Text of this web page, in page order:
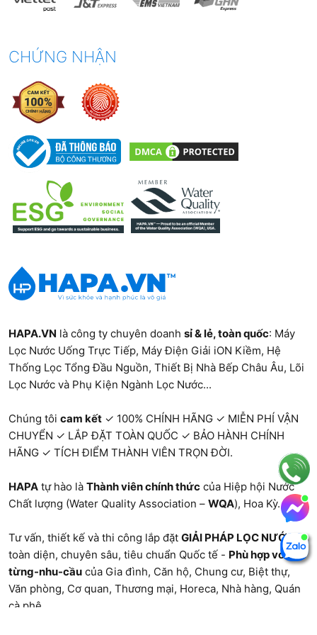
Lõi Lọc Nước RYO Hyundai (Nhập khẩu Hàn
(Sediment, Pre Carbon, TCR, Post Carbon)
Lõi Lọc Nước AQUAPHOR (Nhập khẩu Châu Âu,
đầy đủ models) – 570.000đ (giá gốc 820.000đ)
Lõi Lọc Nước 3M™ Aqua-Pure™ – 790.000đ
Bộ 3 Lõi Lọc Nước 20 inch Số 1-2-3 Cao Cấp
(PARTEK) – 820.000đ (giá gốc 1.197.000đ)
thế máy 3M ICE190-S) – 8.100.000đ
Với hộ gia đình phổ thông dùng máy RO 8-10 cấp,
chi phí thay lõi hàng năm chủ yếu rơi vào phân khúc
thay thường xuyên nhất. Các lõi thuộc phân khúc
cao cấp như dòng 3M Aqua-Pure chuyên dụng
hơn), nên chi phí quy đổi theo năm thực tế không
chênh lệch quá lớn so với việc thay thường xuyên
các lõi giá rẻ.
Chi Phí Thay Lõi Lọc Nước
Trọn Bộ Mỗi Năm Là Bao
Nhiêu?
Lõi số 1 và số 2 – nhóm thay thường xuyên nhất –
tốn khoảng 300.000đ đến 600.000đ mỗi năm,
trong khi màng RO với chu kỳ 2-3 năm quy đổi ra
khoảng 300.000đ-500.000đ/năm nếu chia đều
theo chu kỳ.
CHỨNG NHẬN
HAPA.VN là công ty chuyên doanh sỉ & lẻ, toàn quốc: Máy
Lọc Nước Uống Trực Tiếp, Máy Điện Giải iON Kiềm, Hệ
Thống Lọc Tổng Đầu Nguồn, Thiết Bị Nhà Bếp Châu Âu, Lõi
Lọc Nước và Phụ Kiện Ngành Lọc Nước...
Chúng tôi cam kết ✓ 100% CHÍNH HÃNG ✓ MIỄN PHÍ VẬN
CHUYỂN ✓ LẮP ĐẶT TOÀN QUỐC ✓ BẢO HÀNH CHÍNH
HÃNG ✓ TÍCH ĐIỂM THÀNH VIÊN TRỌN ĐỜI.
HAPA tự hào là Thành viên chính thức của Hiệp hội Nước
Chất lượng (Water Quality Association – WQA), Hoa Kỳ.
Tư vấn, thiết kế và thi công lắp đặt GIẢI PHÁP LỌC NƯỚC
toàn diện, chuyên sâu, tiêu chuẩn Quốc tế - Phù hợp với
từng-nhu-cầu của Gia đình, Căn hộ, Chung cư, Biệt thự,
Văn phòng, Cơ quan, Thương mại, Horeca, Nhà hàng, Quán
cà phê